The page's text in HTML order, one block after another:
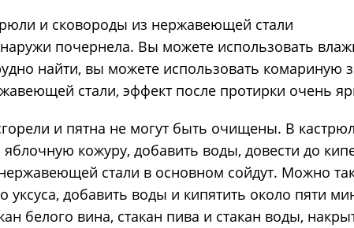
и сковороды из нержавеющей стали
почернела. Вы можете использовать
найти, вы можете использовать комариную
стали, эффект после протирки очень
и пятна не могут быть очищены. В
кожуру, добавить воды, довести до
стали в основном сойдут. Можно
добавить воды и кипятить около пяти
белого вина, стакан пива и стакан воды,